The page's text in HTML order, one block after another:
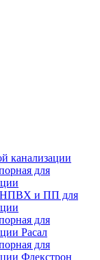
канализации
для
НПВХ и ПП для
для
Расал
для
Флекстрон